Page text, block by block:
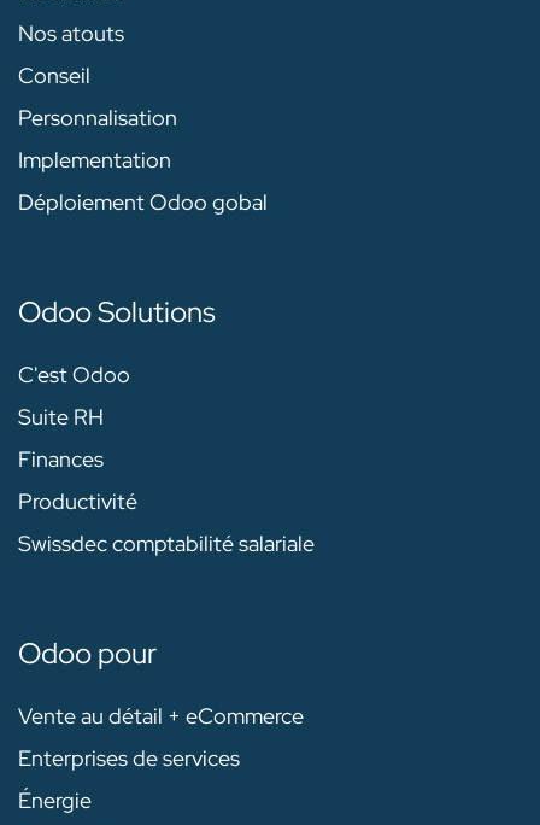
Nos atouts
Conseil
Personnalisation
Implementation
Déploiement Odoo gobal
Odoo Solutions
C'est Odoo
Suite RH
Finances
Productivité
Swissdec comptabilité salariale
Odoo pour
Vente au détail + eCommerce
Enterprises de services
Énergie